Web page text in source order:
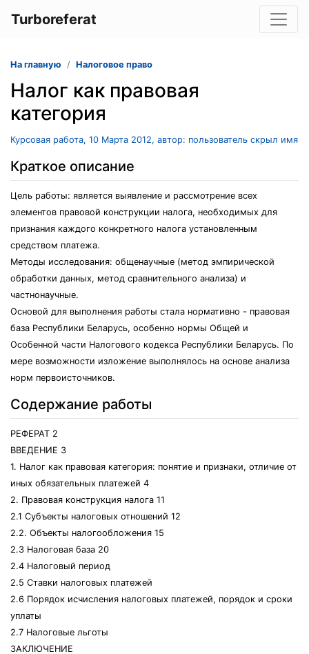
Turboreferat
На главную Налоговое право
Налог как правовая
категория
Курсовая работа, 10 Марта 2012, автор: пользователь скрыл имя
Краткое описание
Цель работы: является выявление и рассмотрение всех
элементов правовой конструкции налога, необходимых для
признания каждого конкретного налога установленным
средством платежа.
Методы исследования: общенаучные (метод эмпирической
обработки данных, метод сравнительного анализа) и
частнонаучные.
Основой для выполнения работы стала нормативно - правовая
база Республики Беларусь, особенно нормы Общей и
Особенной части Налогового кодекса Республики Беларусь. По
мере возможности изложение выполнялось на основе анализа
норм первоисточников.
Содержание работы
РЕФЕРАТ 2
ВВЕДЕНИЕ 3
1. Налог как правовая категория: понятие и признаки, отличие от
иных обязательных платежей 4
2. Правовая конструкция налога 11
2.1 Субъекты налоговых отношений 12
2.2. Объекты налогообложения 15
2.3 Налоговая база 20
2.4 Налоговый период
2.5 Ставки налоговых платежей
2.6 Порядок исчисления налоговых платежей, порядок и сроки
уплаты
2.7 Налоговые льготы
ЗАКЛЮЧЕНИЕ